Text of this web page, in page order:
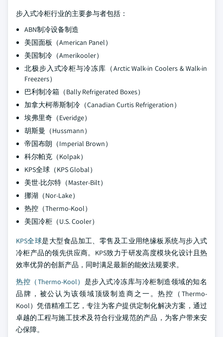
步入式冷柜行业的主要参与者包括：
ABN制冷设备制造
美国面板（American Panel）
美国制冷（Amerikooler）
北极步入式冷柜与冷冻库（Arctic Walk-in Coolers & Walk-in
Freezers）
巴利制冷箱（Bally Refrigerated Boxes）
加拿大柯蒂斯制冷（Canadian Curtis Refrigeration）
埃弗里奇（Everidge）
胡斯曼（Hussmann）
帝国布朗（Imperial Brown）
科尔帕克（Kolpak）
KPS全球（KPS Global）
美世-比尔特（Master-Bilt）
挪湖（Nor-Lake）
热控（Thermo-Kool）
美国冷柜（U.S. Cooler）
KPS全球是大型食品加工、零售及工业用绝缘板系统与步入式
冷柜产品的领先供应商。KPS致力于研发高度模块化设计且热
效率优异的创新产品，同时满足最新的能效法规要求。
热控（Thermo-Kool） 是步入式冷冻库与冷柜制造领域的知名
品牌，被公认为该领域顶级制造商之一。热控（Thermo-
Kool）凭借精准工艺，专注为客户提供定制化解决方案，通过
卓越的工程与施工技术及符合行业规范的产品，为客户带来安
心保障。